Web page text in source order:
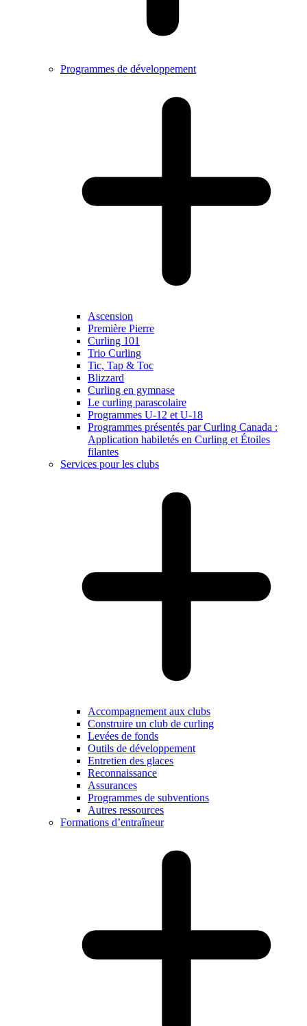
Programmes de développement
Ascension
Première Pierre
Curling 101
Trio Curling
Tic, Tap & Toc
Blizzard
Curling en gymnase
Le curling parascolaire
Programmes U-12 et U-18
Programmes présentés par Curling Canada :
Application habiletés en Curling et Étoiles
filantes
Services pour les clubs
Accompagnement aux clubs
Construire un club de curling
Levées de fonds
Outils de développement
Entretien des glaces
Reconnaissance
Assurances
Programmes de subventions
Autres ressources
Formations d’entraîneur